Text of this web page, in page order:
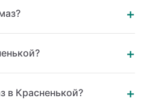
в Красненькой?